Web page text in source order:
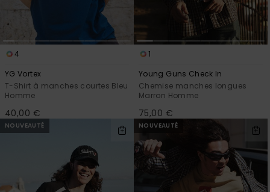
4
YG Vortex
T-Shirt à manches courtes Bleu
Homme
40,00 €
1
Young Guns Check In
Chemise manches longues
Marron Homme
75,00 €
NOUVEAUTÉ NOUVEAUTÉ